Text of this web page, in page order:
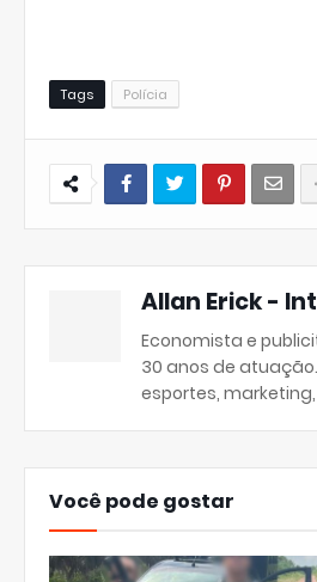
Tags Polícia
Allan Erick -
Economista e
30 anos de
esportes,
Você pode gostar